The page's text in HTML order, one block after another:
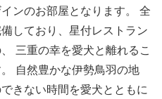
ンのお部屋となります。 全
しており、星付レストラン
三重の幸を愛犬と離れるこ
自然豊かな伊勢鳥羽の地
きない時間を愛犬とともに